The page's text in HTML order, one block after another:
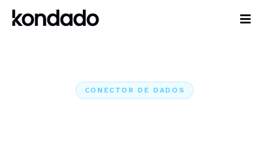
CONECTOR DE DADOS